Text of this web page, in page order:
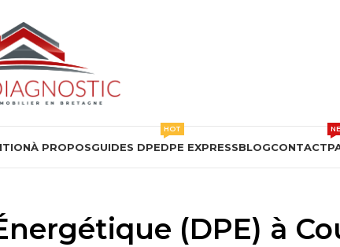
À PROPOSGUIDES DPEDPE EXPRESS
HOT
BLOGCONTACT
(DPE) à